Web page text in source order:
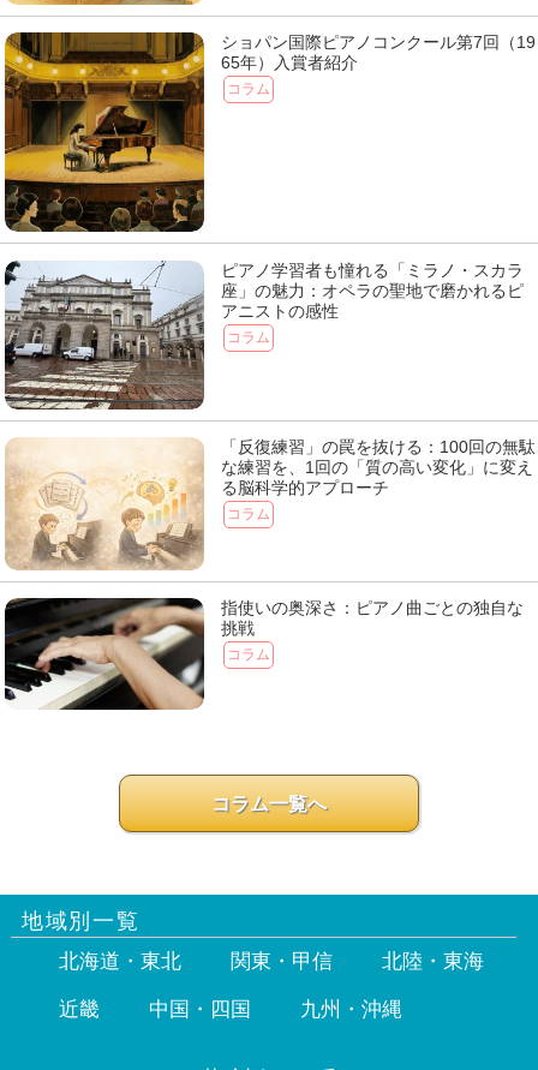
ショパン国際ピアノコンクール第7回（19
65年）入賞者紹介
コラム
ピアノ学習者も憧れる「ミラノ・スカラ
座」の魅力：オペラの聖地で磨かれるピ
アニストの感性
コラム
「反復練習」の罠を抜ける：100回の無駄
な練習を、1回の「質の高い変化」に変え
る脳科学的アプローチ
コラム
指使いの奥深さ：ピアノ曲ごとの独自な
挑戦
コラム
コラム一覧へ
地域別一覧
北海道・東北 関東・甲信 北陸・東海
近畿 中国・四国 九州・沖縄